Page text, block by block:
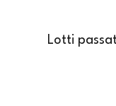
Lotti